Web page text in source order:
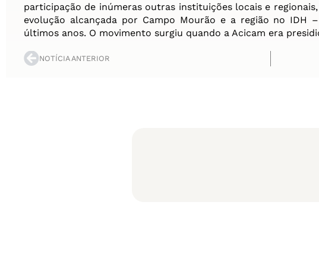
participação de inúmeras outras instituições locais e
evolução alcançada por Campo Mourão e a região no IDH
últimos anos. O movimento surgiu quando a Acicam era
NOTÍCIA ANTERIOR